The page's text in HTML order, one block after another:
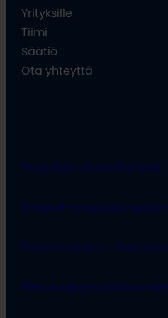
Yrityksille
Tiimi
Säätiö
Ota yhteyttä
Projektien viestintäohjeet
Rimbert-
Turvallisemman tilan
Tietosuojaseloste